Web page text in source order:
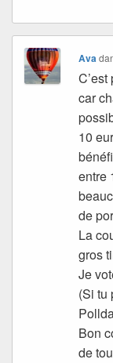
Ava
car
10
entre
de
La
gros
Je
(Si tu
Bon
de